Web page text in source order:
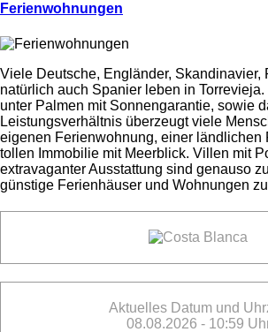
Ferienwohnungen
Viele Deutsche, Engländer, Skandinavier,
natürlich auch Spanier leben in
unter Palmen mit Sonnengarantie, sowie
Leistungsverhältnis überzeugt viele
eigenen Ferienwohnung, einer ländlichen
tollen Immobilie mit Meerblick. Villen mit
extravaganter Ausstattung sind genauso
günstige Ferienhäuser und Wohnungen
Aktuelles Datum und
08.08.2026 - 10:59